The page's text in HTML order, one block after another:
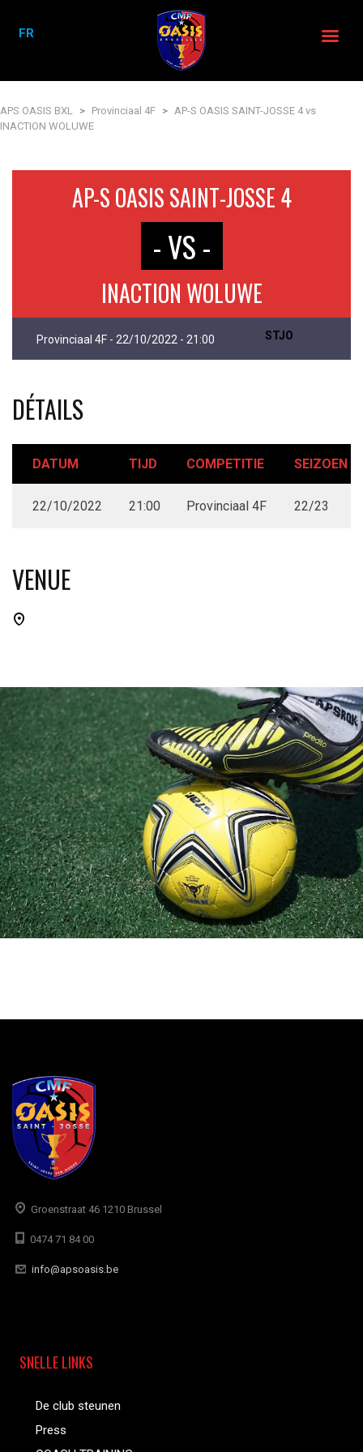
APS OASIS BXL > Provinciaal 4F > AP-S OASIS SAINT-JOSSE 4 vs
INACTION WOLUWE
AP-S OASIS SAINT-JOSSE 4
- VS -
INACTION WOLUWE
Provinciaal 4F - 22/10/2022 - 21:00 STJO
DÉTAILS
DATUM TIJD COMPETITIE SEIZOEN
22/10/2022 21:00 Provinciaal 4F 22/23
VENUE
Groenstraat 46 1210 Brussel
0474 71 84 00
info@apsoasis.be
SNELLE LINKS
De club steunen
Press
FR